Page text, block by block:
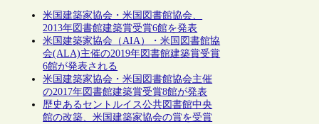
米国建築家協会・米国図書館協会、
2013年図書館建築賞受賞6館を発表
米国建築家協会（AIA）・米国図書館協
会(ALA)主催の2019年図書館建築賞受賞
6館が発表される
米国建築家協会・米国図書館協会主催
の2017年図書館建築賞受賞8館が発表
歴史あるセントルイス公共図書館中央
館の改築、米国建築家協会の賞を受賞